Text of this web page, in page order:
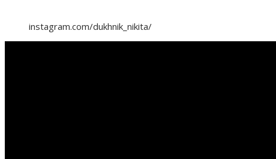
instagram.com/dukhnik_nikita/